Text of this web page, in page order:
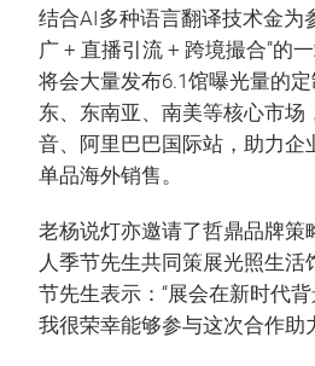
结合AI多种语言翻译技术金为
广 + 直播引流 + 跨境撮合”的
将会大量发布6.1馆曝光量的
东、东南亚、南美等核心市场
音、阿里巴巴国际站，助力企
单品海外销售。
老杨说灯亦邀请了哲鼎品牌策
人季节先生共同策展光照生
节先生表示：“展会在新时代
我很荣幸能够参与这次合作助